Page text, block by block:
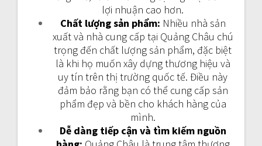
lợi nhuận cao hơn.
Chất lượng sản phẩm: Nhiều nhà sản
xuất và nhà cung cấp tại Quảng Châu chú
trọng đến chất lượng sản phẩm, đặc biệt
là khi họ muốn xây dựng thương hiệu và
uy tín trên thị trường quốc tế. Điều này
đảm bảo rằng bạn có thể cung cấp sản
phẩm đẹp và bền cho khách hàng của
mình.
Dễ dàng tiếp cận và tìm kiếm nguồn